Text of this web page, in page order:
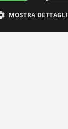
MOSTRA DETTAGLI